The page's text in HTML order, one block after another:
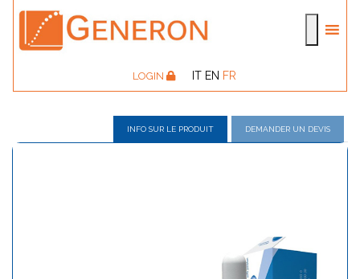
LOGIN IT EN FR
INFO SUR LE PRODUIT DEMANDER UN DEVIS